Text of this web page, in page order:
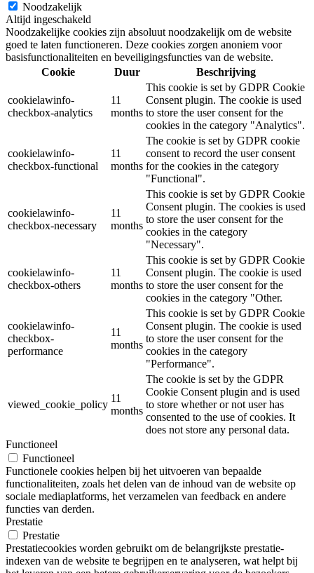
Noodzakelijk
Altijd ingeschakeld
Noodzakelijke cookies zijn absoluut noodzakelijk om de website
goed te laten functioneren. Deze cookies zorgen anoniem voor
basisfunctionaliteiten en beveiligingsfuncties van de website.
Cookie
Duur Beschrijving
cookielawinfo-
checkbox-analytics
11
months
This cookie is set by GDPR Cookie
Consent plugin. The cookie is used
to store the user consent for the
cookies in the category "Analytics".
cookielawinfo-
checkbox-functional
11
months
The cookie is set by GDPR cookie
consent to record the user consent
for the cookies in the category
"Functional".
cookielawinfo-
checkbox-necessary
11
months
This cookie is set by GDPR Cookie
Consent plugin. The cookies is used
to store the user consent for the
cookies in the category
"Necessary".
cookielawinfo-
checkbox-others
11
months
This cookie is set by GDPR Cookie
Consent plugin. The cookie is used
to store the user consent for the
cookies in the category "Other.
cookielawinfo-
checkbox-
performance
11
months
This cookie is set by GDPR Cookie
Consent plugin. The cookie is used
to store the user consent for the
cookies in the category
"Performance".
viewed_cookie_policy
11
months
The cookie is set by the GDPR
Cookie Consent plugin and is used
to store whether or not user has
consented to the use of cookies. It
does not store any personal data.
Functioneel
Functioneel
Functionele cookies helpen bij het uitvoeren van bepaalde
functionaliteiten, zoals het delen van de inhoud van de website op
sociale mediaplatforms, het verzamelen van feedback en andere
functies van derden.
Prestatie
Prestatie
Prestatiecookies worden gebruikt om de belangrijkste prestatie-
indexen van de website te begrijpen en te analyseren, wat helpt bij